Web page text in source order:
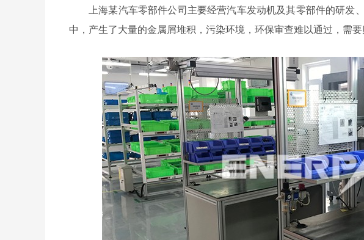
上海某汽车零部件公司主要经营汽车发动机及其零部件的研发
中，产生了大量的金属屑堆积，污染环境，环保审查难以通过，需